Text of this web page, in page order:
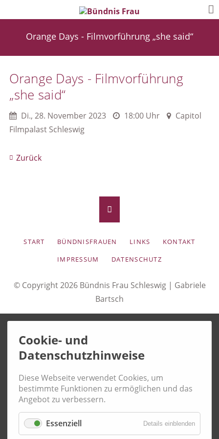
Orange Days - Filmvorführung „she said“
Orange Days - Filmvorführung
„she said“
Di., 28. November 2023 18:00 Uhr
Capitol
Filmpalast Schleswig
Zurück
NAVIGATION
START BÜNDNISFRAUEN LINKS
KONTAKT
IMPRESSUM
DATENSCHUTZ
© Copyright 2026 Bündnis Frau Schleswig | Gabriele
Bartsch
Cookie- und
Datenschutzhinweise
Diese Webseite verwendet Cookies, um
bestimmte Funktionen zu ermöglichen und das
Angebot zu verbessern.
Essenziell Details einblenden